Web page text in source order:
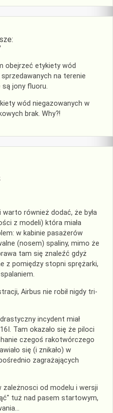
obejrzeć etykiety wód
na terenie
są jony fluoru.
wód niegazowanych w
brak. Why?!
również dodać, że była
z modeli) która miała
w kabinie pasażerów
(nosem) spaliny, mimo że
tam się znaleźć gdyż
z pomiędzy stopni sprężarki,
Airbus nie robił nigdy tri-
incydent miał
Tam okazało się że piloci
czegoś rakotwórczego
się (i znikało) w
zagrażających
zależnosci od modelu i wersji
tuż nad pasem startowym,